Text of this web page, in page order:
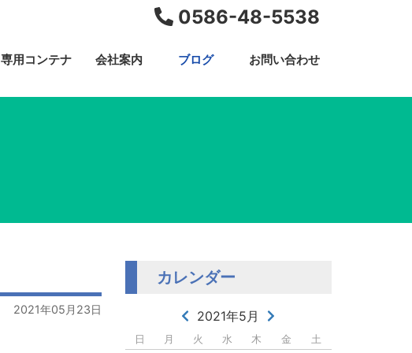
0586-48-5538
専用コンテナ 会社案内 ブログ お問い合わせ
2021年05月23日
カレンダー
2021年5月
日 月 火 水 木 金 土